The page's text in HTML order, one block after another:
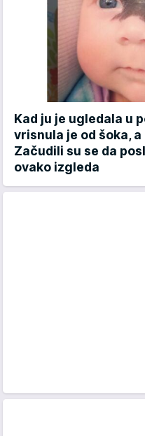
Kad ju je ugledala u
vrisnula je od šoka,
Začudili su se da
ovako izgleda